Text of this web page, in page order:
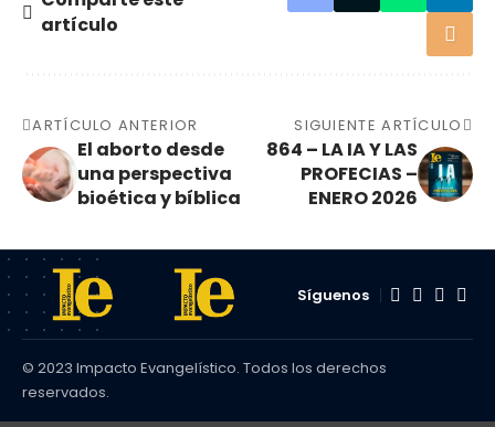
artículo
ARTÍCULO ANTERIOR
El aborto desde
una perspectiva
bioética y bíblica
SIGUIENTE ARTÍCULO
864 – LA IA Y LAS
PROFECIAS –
ENERO 2026
Síguenos
© 2023 Impacto Evangelístico. Todos los derechos
reservados.